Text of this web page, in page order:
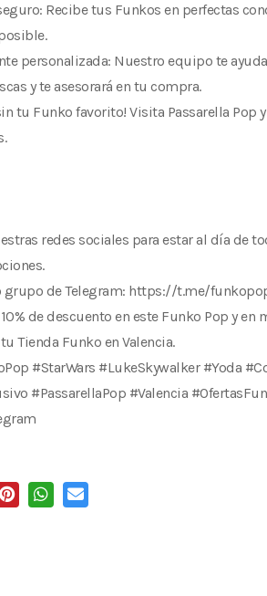
Recibe tus Funkos en perfectas
personalizada: Nuestro equipo te
y te asesorará en tu compra.
tu Funko favorito! Visita Passarella Pop
redes sociales para estar al día de
grupo de Telegram: https://t.me/
de descuento en este Funko Pop y en
Tienda Funko en Valencia.
#StarWars #LukeSkywalker #Yoda
#PassarellaPop #Valencia